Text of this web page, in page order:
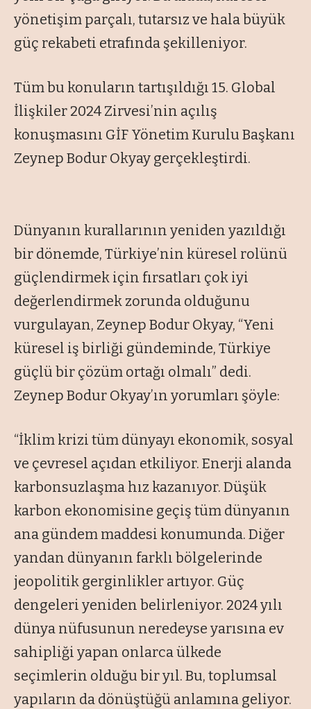
yönetişim parçalı, tutarsız ve hala büyük
güç rekabeti etrafında şekilleniyor.
Tüm bu konuların tartışıldığı 15. Global
İlişkiler 2024 Zirvesi’nin açılış
konuşmasını GİF Yönetim Kurulu Başkanı
Zeynep Bodur Okyay gerçekleştirdi.
Dünyanın kurallarının yeniden yazıldığı
bir dönemde, Türkiye’nin küresel rolünü
güçlendirmek için fırsatları çok iyi
değerlendirmek zorunda olduğunu
vurgulayan, Zeynep Bodur Okyay, “Yeni
küresel iş birliği gündeminde, Türkiye
güçlü bir çözüm ortağı olmalı” dedi.
Zeynep Bodur Okyay’ın yorumları şöyle:
“İklim krizi tüm dünyayı ekonomik, sosyal
ve çevresel açıdan etkiliyor. Enerji alanda
karbonsuzlaşma hız kazanıyor. Düşük
karbon ekonomisine geçiş tüm dünyanın
ana gündem maddesi konumunda. Diğer
yandan dünyanın farklı bölgelerinde
jeopolitik gerginlikler artıyor. Güç
dengeleri yeniden belirleniyor. 2024 yılı
dünya nüfusunun neredeyse yarısına ev
sahipliği yapan onlarca ülkede
seçimlerin olduğu bir yıl. Bu, toplumsal
yapıların da dönüştüğü anlamına geliyor.